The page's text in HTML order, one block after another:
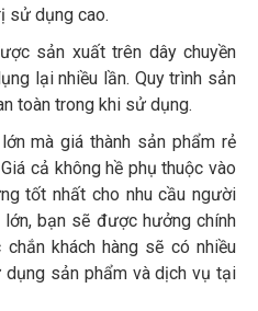
sử dụng cao.
sản xuất trên dây chuyền
lại nhiều lần. Quy trình sản
toàn trong khi sử dụng.
mà giá thành sản phẩm rẻ
cả không hề phụ thuộc vào
tốt nhất cho nhu cầu người
bạn sẽ được hưởng chính
khách hàng sẽ có nhiều
sản phẩm và dịch vụ tại